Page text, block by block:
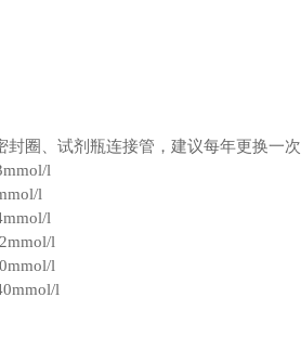
圈、试剂瓶连接管，建议每年更换一次
l
l
l
l
l
l